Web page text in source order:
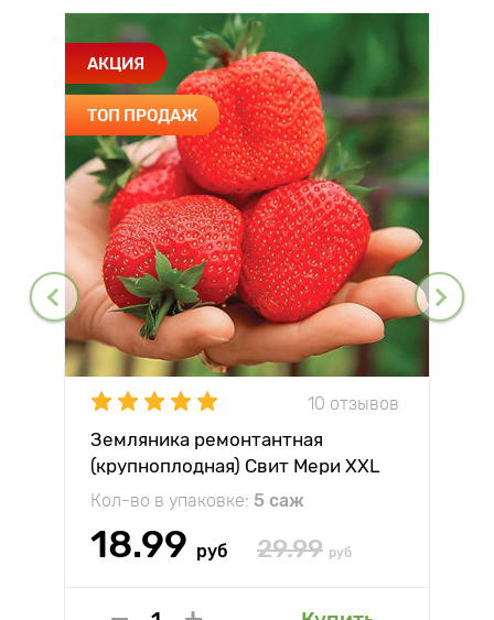
АКЦИЯ
ТОП ПРОДАЖ
10 отзывов
Земляника ремонтантная
(крупноплодная) Свит Мери XXL
Кол-во в упаковке: 5 саж
18.99 руб 29.99 руб